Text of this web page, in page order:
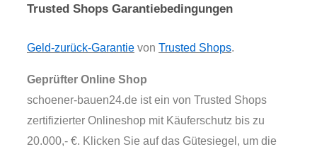
Trusted Shops Garantiebedingungen
Geld-zurück-Garantie von Trusted Shops.
Geprüfter Online Shop
schoener-bauen24.de ist ein von Trusted Shops
zertifizierter Onlineshop mit Käuferschutz bis zu
20.000,- €. Klicken Sie auf das Gütesiegel, um die